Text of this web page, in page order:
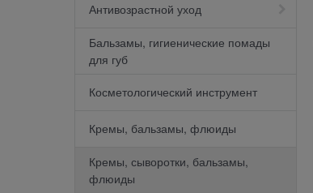
Антивозрастной уход
Бальзамы, гигиенические помады
для губ
Косметологический инструмент
Кремы, бальзамы, флюиды
Кремы, сыворотки, бальзамы,
флюиды